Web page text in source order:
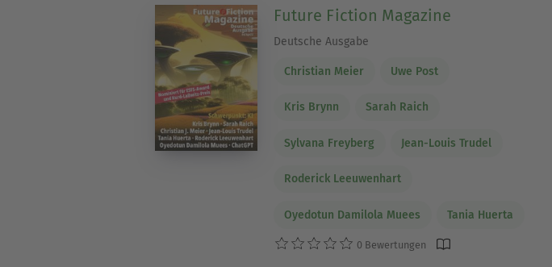
Future Fiction Magazine
Deutsche Ausgabe
Christian Meier Uwe Post
Kris Brynn Sarah Raich
Sylvana Freyberg Jean-Louis Trudel
Roderick Leeuwenhart
Oyedotun Damilola Muees Tania Huerta
0 Bewertungen